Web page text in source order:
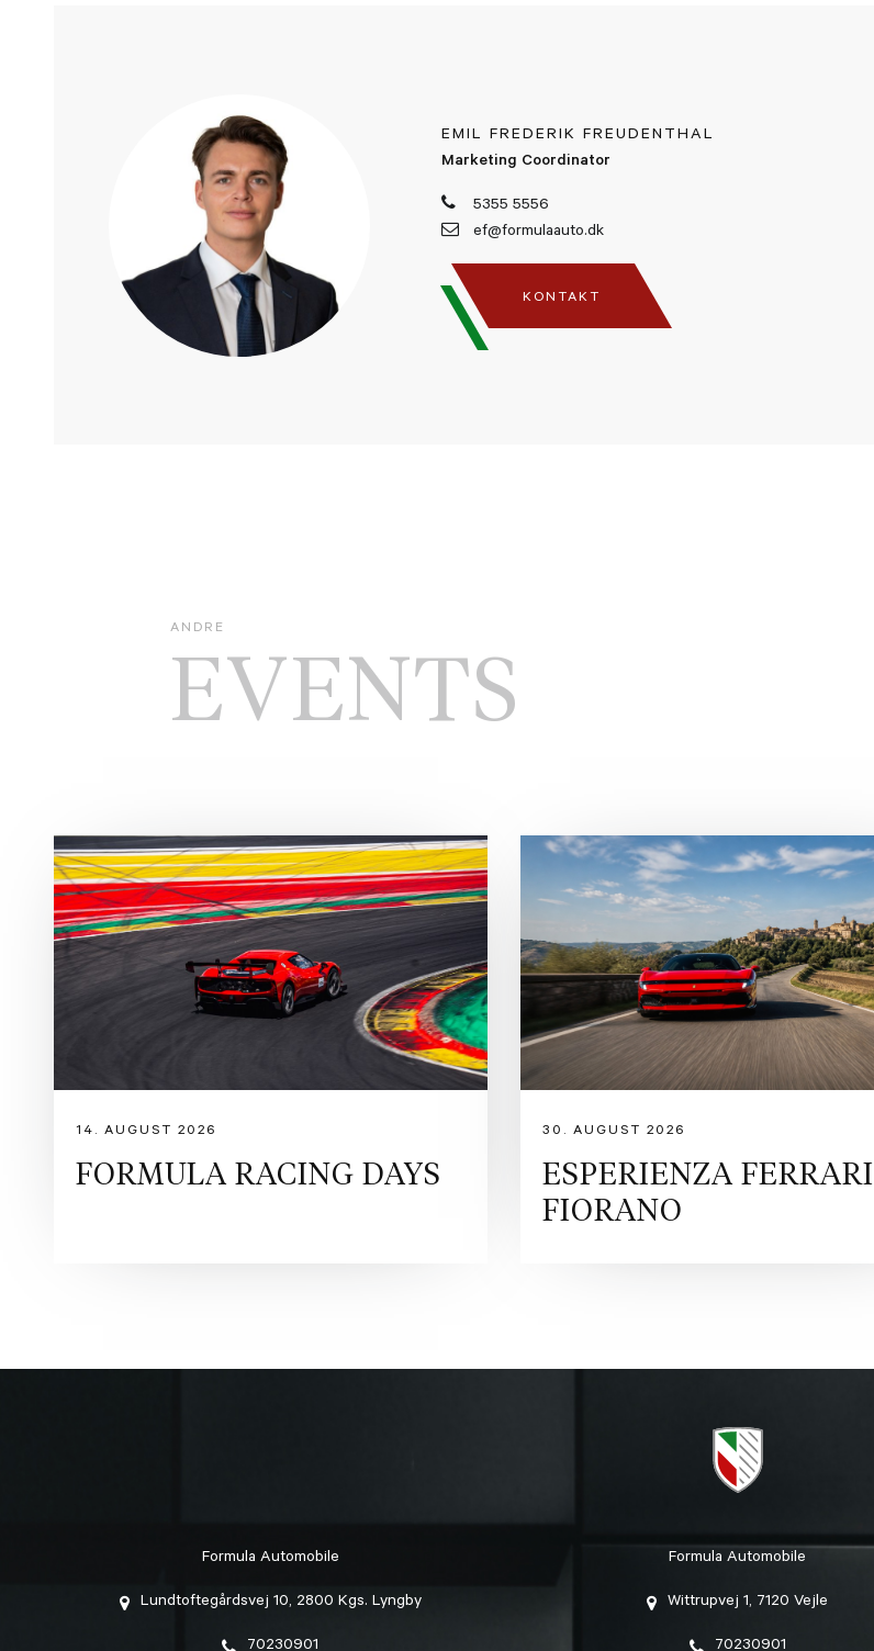
EMIL FREDERIK FREUDENTHAL
Marketing Coordinator
5355 5556
ef@formulaauto.dk
KONTAKT
ANDRE
EVENTS
14. AUGUST 2026
FORMULA RACING DAYS
30. AUGUST 2026
ESPERIENZA FERRARI
FIORANO
Formula Automobile
Lundtoftegårdsvej 10, 2800 Kgs. Lyngby
70230901
Formula Automobile
Wittrupvej 1, 7120 Vejle
70230901